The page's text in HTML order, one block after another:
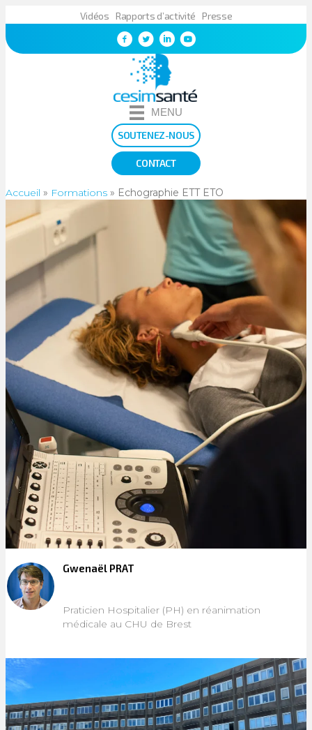
Vidéos Rapports d’activité Presse
MENU
SOUTENEZ-NOUS
CONTACT
Accueil » Formations » Echographie ETT ETO
Gwenaël PRAT
Praticien Hospitalier (PH) en réanimation
médicale au CHU de Brest